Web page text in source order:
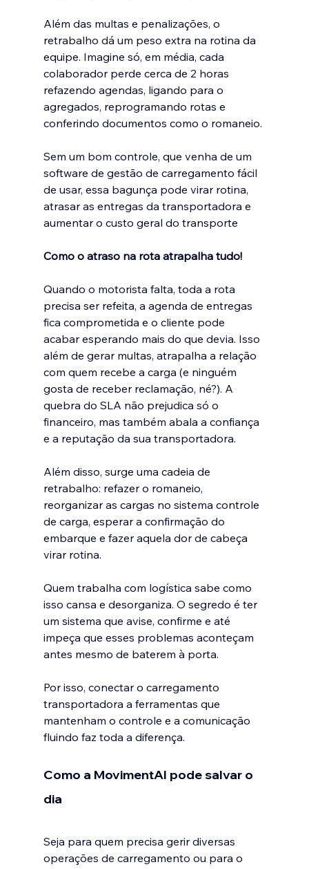
Além das multas e penalizações, o
retrabalho dá um peso extra na rotina da
equipe. Imagine só, em média, cada
colaborador perde cerca de 2 horas
refazendo agendas, ligando para o
agregados﻿, reprogramando rotas e
conferindo documentos como o romaneio﻿.
Sem um bom controle, que venha de um
software de gestão de carregamento﻿ fácil
de usar, essa bagunça pode virar rotina,
atrasar as entregas da transportadora e
aumentar o custo geral do transporte
Como o atraso na rota atrapalha tudo!
Quando o motorista falta, toda a rota
precisa ser refeita, a agenda de entregas
fica comprometida e o cliente pode
acabar esperando mais do que devia. Isso
além de gerar multas, atrapalha a relação
com quem recebe a carga (e ninguém
gosta de receber reclamação, né?). A
quebra do SLA﻿ não prejudica só o
financeiro, mas também abala a confiança
e a reputação da sua transportadora.
Além disso, surge uma cadeia de
retrabalho: refazer o romaneio﻿,
reorganizar as cargas no sistema controle
de carga, esperar a confirmação do
embarque e fazer aquela dor de cabeça
virar rotina.
Quem trabalha com logística sabe como
isso cansa e desorganiza. O segredo é ter
um sistema que avise, confirme e até
impeça que esses problemas aconteçam
antes mesmo de baterem à porta.
Por isso, conectar o carregamento
transportadora﻿ a ferramentas que
mantenham o controle e a comunicação
fluindo faz toda a diferença.
Como a MovimentAI pode salvar o
dia
Seja para quem precisa gerir diversas
operações de carregamento ou para o